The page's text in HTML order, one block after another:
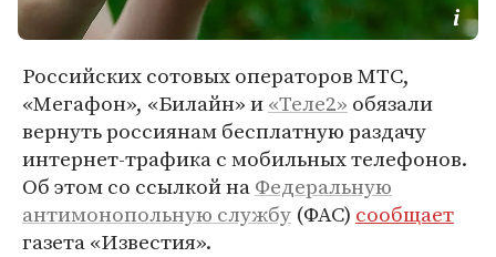
Российских сотовых операторов МТС,
«Мегафон», «Билайн» и«Теле2» обязали
вернуть россиянам бесплатную раздачу
интернет-трафика с мобильных телефонов.
Об этом со ссылкой наФедеральную
антимонопольную службу (ФАС) сообщает
газета «Известия».